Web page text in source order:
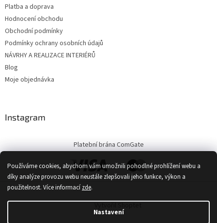
Používáme cookies, abychom vám umožnili pohodlné prohlížení webu a
díky analýze provozu webu neustále zlepšovali jeho funkce, výkon a
použitelnost. Více informacízde.
Nastavení
Platba a doprava
Hodnocení obchodu
Obchodní podmínky
Podmínky ochrany osobních údajů
NÁVRHY A REALIZACE INTERIÉRŮ
Blog
Moje objednávka
Instagram
Platební brána ComGate